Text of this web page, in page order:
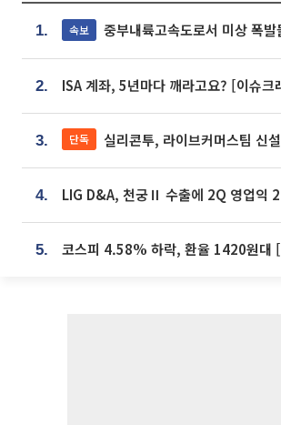
1. 속보 중부내륙고속도로서 미상 폭발
2. ISA 계좌, 5년마다 깨라고요? [이슈크
3. 단독 실리콘투, 라이브커머스팀 신설…K뷰티 ‘글로벌 판매망’
4.
5. 코스피 4.58% 하락, 환율 1420원대